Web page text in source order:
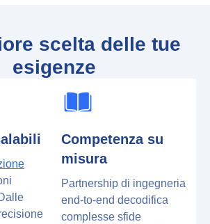
scelta delle tue
esigenze
Competenza su
misura
Partnership di ingegneria
end-to-end decodifica
complesse sfide